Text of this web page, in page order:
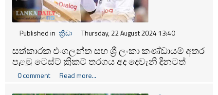
Published in ක්‍රීඩා Thursday, 22 August 2024 13:40
සත්කාරක එංගලන්ත සහ ශ්‍රී ලංකා කණ්ඩායම් අතර
පළමු ටෙස්ට් ක්‍රිකට් තරගය අද දෙවැනි දිනටත්
මැන්චෙස්ටර්හිදි පැවැත්වේ.
0 comment Read more...